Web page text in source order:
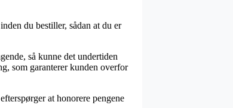
du bestiller, sådan at du er
så kunne det undertiden
som garanterer kunden overfor
at honorere pengene